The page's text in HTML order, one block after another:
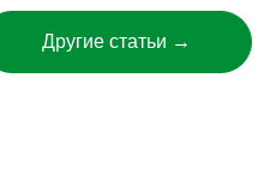
Другие статьи →